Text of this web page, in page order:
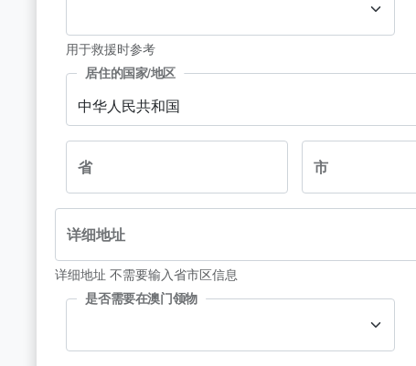
用于救援时参考
中华人民共和国
居住的国家/地区
省 市
详细地址
详细地址 不需要输入省市区信息
是否需要在澳门领物